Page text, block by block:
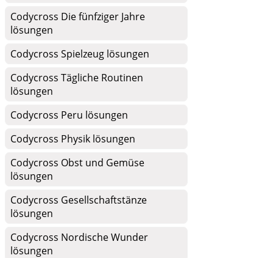
Codycross Die fünfziger Jahre
lösungen
Codycross Spielzeug lösungen
Codycross Tägliche Routinen
lösungen
Codycross Peru lösungen
Codycross Physik lösungen
Codycross Obst und Gemüse
lösungen
Codycross Gesellschaftstänze
lösungen
Codycross Nordische Wunder
lösungen